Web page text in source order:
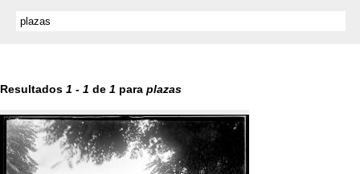
Resultados 1 - 1 de 1 para plazas